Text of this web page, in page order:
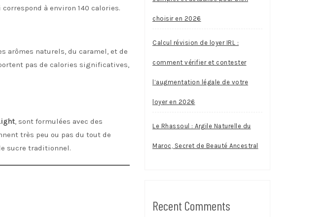
à environ 140 calories.
arômes naturels, du caramel, et de
pas de calories significatives,
, sont formulées avec des
très peu ou pas du tout de
sucre traditionnel.
choisir en 2026
Calcul révision de loyer IRL :
comment vérifier et contester
l’augmentation légale de votre
loyer en 2026
Le Rhassoul : Argile Naturelle du
Maroc, Secret de Beauté Ancestral
Recent Comments